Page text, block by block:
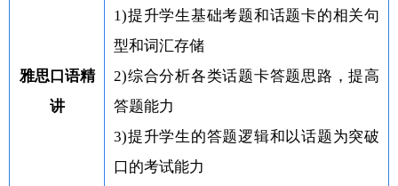
雅思口语精
讲
1)提升学生基础考题和话题卡的相关句
型和词汇存储
2)综合分析各类话题卡答题思路，提高
答题能力
3)提升学生的答题逻辑和以话题为突破
口的考试能力